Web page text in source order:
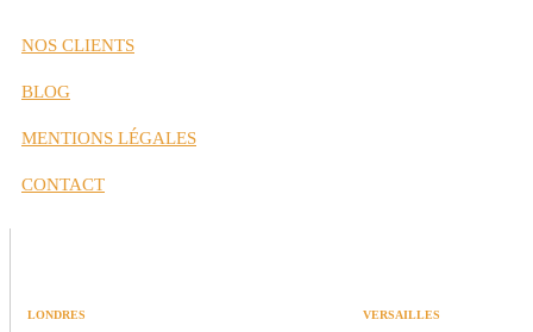
NOS CLIENTS
BLOG
MENTIONS LÉGALES
CONTACT
LONDRES VERSAILLES